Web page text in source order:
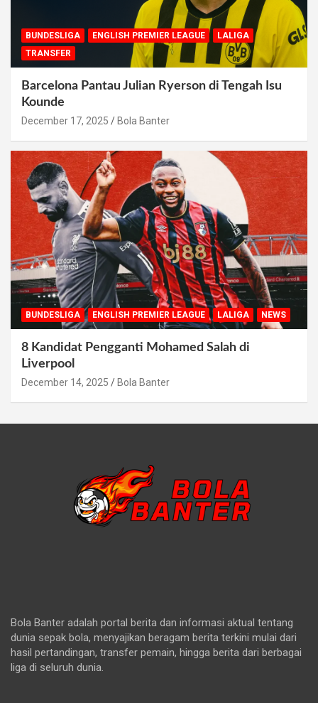
BUNDESLIGA ENGLISH PREMIER LEAGUE
LALIGA
TRANSFER
Barcelona Pantau Julian Ryerson di Tengah Isu
Kounde
December 17, 2025 Bola Banter
BUNDESLIGA ENGLISH PREMIER LEAGUE LALIGA NEWS
8 Kandidat Pengganti Mohamed Salah di
Liverpool
December 14, 2025 Bola Banter
Bola Banter adalah portal berita dan informasi aktual tentang
dunia sepak bola, menyajikan beragam berita terkini mulai dari
hasil pertandingan, transfer pemain, hingga berita dari berbagai
liga di seluruh dunia.